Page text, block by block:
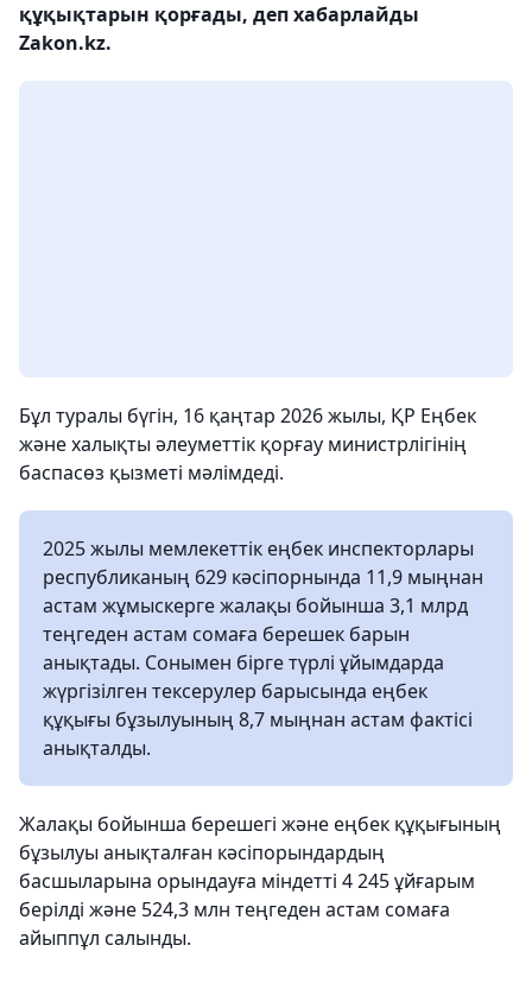
құқықтарын қорғады, деп хабарлайды
Zakon.kz.
Бұл туралы бүгін, 16 қаңтар 2026 жылы, ҚР Еңбек
және халықты әлеуметтік қорғау министрлігінің
баспасөз қызметі мәлімдеді.
2025 жылы мемлекеттік еңбек инспекторлары
республиканың 629 кәсіпорнында 11,9 мыңнан
астам жұмыскерге жалақы бойынша 3,1 млрд
теңгеден астам сомаға берешек барын
анықтады. Сонымен бірге түрлі ұйымдарда
жүргізілген тексерулер барысында еңбек
құқығы бұзылуының 8,7 мыңнан астам фактісі
анықталды.
Жалақы бойынша берешегі және еңбек құқығының
бұзылуы анықталған кәсіпорындардың
басшыларына орындауға міндетті 4 245 ұйғарым
берілді және 524,3 млн теңгеден астам сомаға
айыппұл салынды.